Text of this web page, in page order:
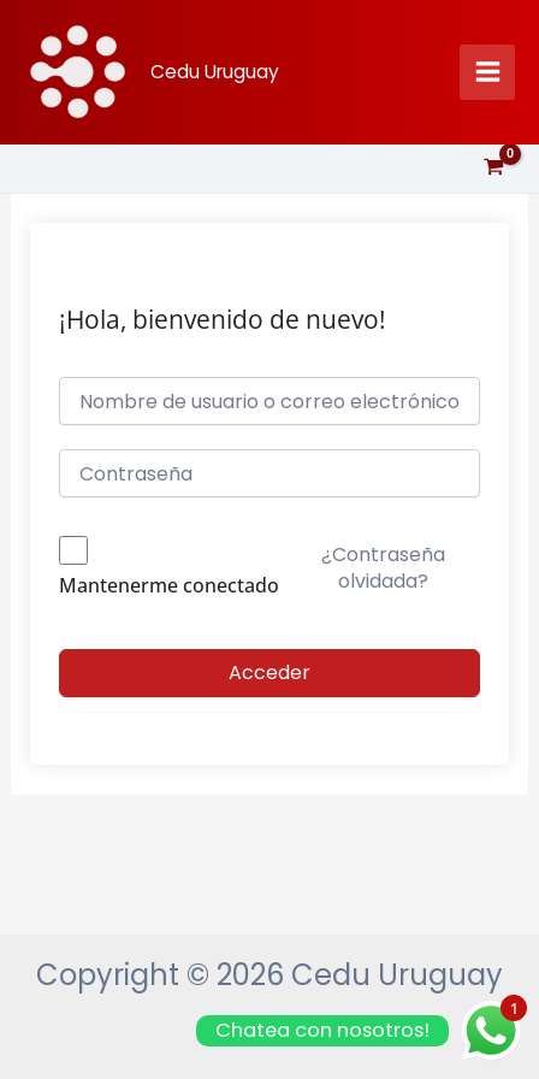
contenido
Cedu Uruguay
¡Hola, bienvenido de nuevo!
Mantenerme conectado
¿Contraseña
olvidada?
Acceder
Copyright © 2026 Cedu Uruguay
1
Chatea con nosotros!